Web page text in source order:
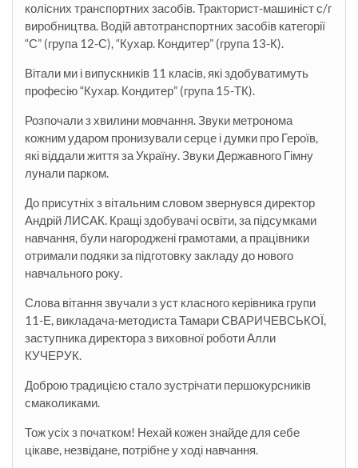
колісних транспортних засобів. Тракторист-машиніст с/г
виробництва. Водій автотранспортних засобів категорії
“С” (група 12-С), “Кухар. Кондитер” (група 13-К).
Вітали ми і випускників 11 класів, якіздобуватимуть
професію “Кухар. Кондитер” (група 15-ТК).
Розпочали з хвилини мовчання. Звуки метронома
кожним ударом пронизували серце і думки про Героїв,
які віддали життя за Україну. Звуки Державного Гімну
лунали парком.
До присутніх з вітальним словом звернувся директор
Андрій ЛИСАК. Кращі здобувачі освіти, за підсумками
навчання, були нагороджені грамотами, а працівники
отримали подяки за підготовку закладу до нового
навчального року.
Слова вітання звучали з уст класного керівника групи
11-Е, викладача-методиста Тамари СВАРИЧЕВСЬКОЇ,
заступника директора з виховної роботи Алли
КУЧЕРУК.
Доброю традицією стало зустрічати першокурсників
смаколиками.
Тож усіх з початком! Нехай кожен знайде для себе
цікаве, незвідане, потрібне у ході навчання.